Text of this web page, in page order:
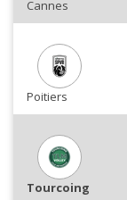
Cannes
Poitiers
Tourcoing